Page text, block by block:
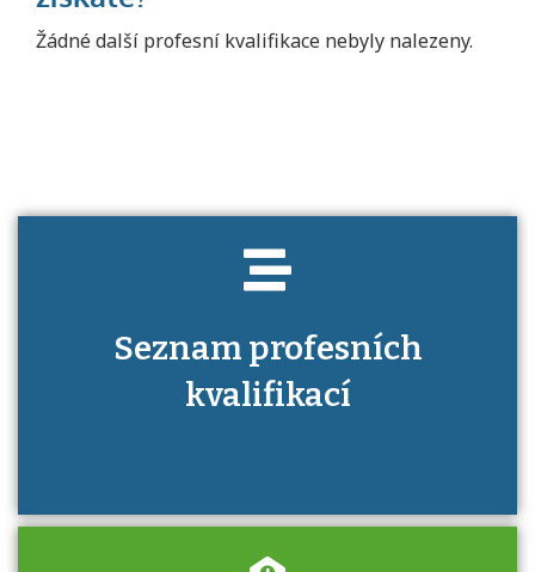
Žádné další profesní kvalifikace nebyly nalezeny.
Seznam profesních
kvalifikací
Projděte si seznam profesních kvalifikací.